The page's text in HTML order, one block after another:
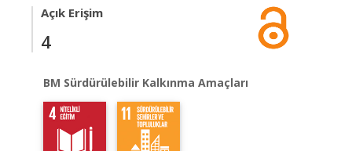
Açık Erişim
4
BM Sürdürülebilir Kalkınma Amaçları